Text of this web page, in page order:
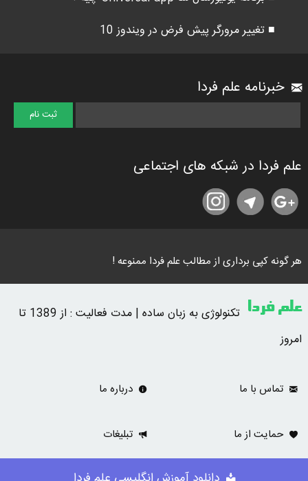
■ تغییر مرورگر پیش فرض در ویندوز 10
خبرنامه علم فردا
علم فردا در شبکه های اجتماعی
هر گونه کپی برداری از مطالب علم فردا ممنوعه !
علم فردا
تکنولوژی به زبان ساده | مدت فعالیت : از 1389 تا
امروز
تماس با ما درباره ما
حمایت از ما تبلیغات